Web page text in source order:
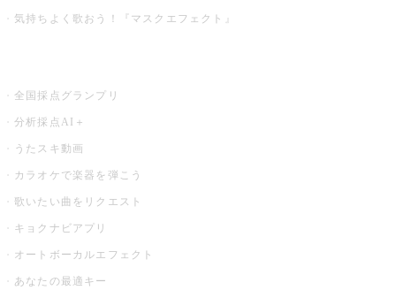
気持ちよく歌おう！『マスクエフェクト』
全国採点グランプリ
分析採点AI＋
うたスキ動画
カラオケで楽器を弾こう
歌いたい曲をリクエスト
キョクナビアプリ
オートボーカルエフェクト
あなたの最適キー